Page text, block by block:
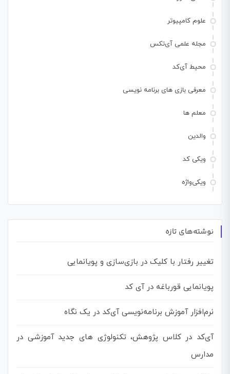
علوم کامپیوتر
مجله علمی آی‌تکس
محیط آی‌کد
معرفی بازی های برنامه نویسی
معلم ها
والدین
ویکی کد
ویکی‌واژه
نوشته‌های تازه
تغییر رفتار با کلیک در بازی‌سازی و پویانمایی
پویانمایی قورباغه در آی کد
نرم‌افزار آموزش برنامه‌نویسی آی‌کد در یک نگاه
آی‌کد در کلاس پژوهش، تکنولوژی های جدید آموزشی در
مدارس